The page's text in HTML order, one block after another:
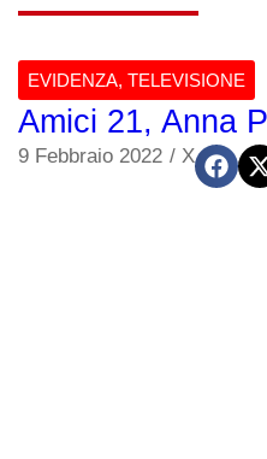
EVIDENZA, TELEVISIONE
Amici 21, Anna
9 Febbraio 2022 / X